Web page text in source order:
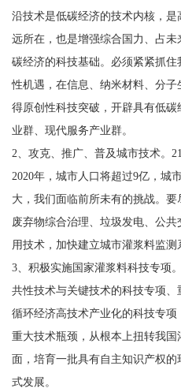
沿技术是低碳经济的技术内核，
远所在，也是增强综合国力、占
碳经济的科技基础。必须紧紧抓
性机遇，在信息、纳米材料、分
得原创性科技突破，开辟具有低
业群、现代服务产业群。
2、攻克、推广、普及城市技术。
2020年，城市人口将超过9亿，城
大，我们面临前所未有的挑战。
废弃物综合治理、垃圾发电、公
用技术，加快建立城市灌浆料监测
3、积极实施国家灌浆料科技专项
共性技术与关键技术的科技专项
循环经济高技术产业化的科技专
重大技术瓶颈，从根本上扭转我
面，培育一批具有自主知识产权
式发展。